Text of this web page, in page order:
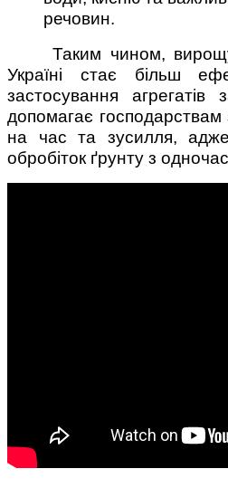
речовин.
Таким чином,
Україні стає більш
застосування
допомагає
на час та зусилля,
обробіток ґрунту з